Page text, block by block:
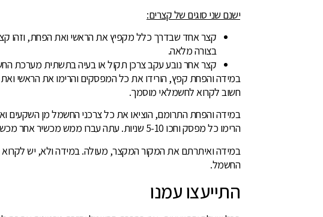
ישנם שני סוגים של קצרים:
קצר אחד שבדרך כלל מקפיץ את הראשי ואת הפחת, וזהו
בצורה מלאה.
קצר אחר נובע עקב צרכן תקול או בעיה בתשתית מערכת
במידה והפחת קפץ, הורידו את כל המפסקים והרימו את הראשי
חשוב לקרוא לחשמלאי מוסמך.
במידה והפחת התרומם, הוציאו את כל צרכני החשמל מן השקעים
הרימו כל מפסק וחכו 5-10 שניות. עתה עברו ממש מכשיר אחר מכשיר עד שתמצאו את האזור שמקצר.
במידה ואיתרתם את המקור המקצר, מעולה. במידה ולא, יש
החשמל.
התייעצו עמנו